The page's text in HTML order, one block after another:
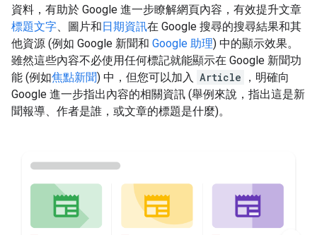
資料，有助於 Google 進一步瞭解網頁內容，有效提升文章
標題文字、圖片和日期資訊在 Google 搜尋的搜尋結果和其
他資源 (例如 Google 新聞和 Google 助理) 中的顯示效果。
雖然這些內容不必使用任何標記就能顯示在 Google 新聞功
能 (例如焦點新聞) 中，但您可以加入 Article
，明確向
Google 進一步指出內容的相關資訊 (舉例來說，指出這是新
聞報導、作者是誰，或文章的標題是什麼)。